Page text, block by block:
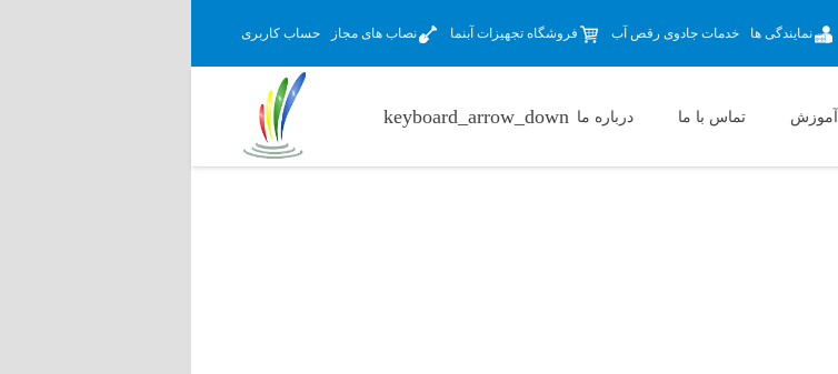
نمایندگی ها خدمات جادوی رقص آب فروشگاه تجهیزات آبنما نصاب های مجاز حساب کاربری
آموزش تماس با ما درباره ما